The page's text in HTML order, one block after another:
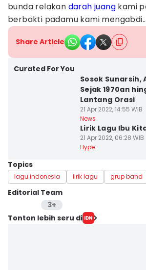
bunda relakan darah juang kami
berbakti padamu kami mengabdi…
Share Article
Curated For You
Sosok Sunarsih,
Sejak 1970an
Lantang Orasi
21 Apr 2022, 14:55 WIB
News
Lirik Lagu Ibu
21 Apr 2022, 06:28 WIB
Hype
Topics
lagu indonesia lirik lagu grup band
Editorial Team
3+
Editor
Tonton lebih seru di